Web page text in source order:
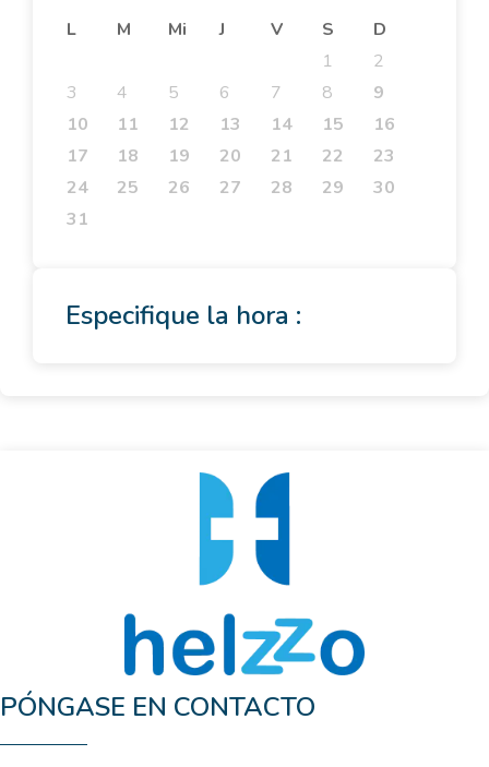
L M Mi J V S
D
1
2
3
4 5 6 7 8
9
10
11 12 13 14 15
16
17
18 19 20 21 22
23
24
25 26 27 28 29
30
31
Especifique la hora :
PÓNGASE EN CONTACTO